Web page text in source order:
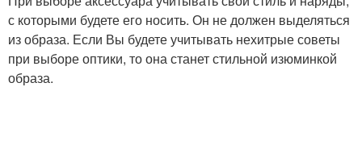
с которыми будете его носить. Он не должен выделяться
из образа. Если Вы будете учитывать нехитрые советы
при выборе оптики, то она станет стильной изюминкой
образа.